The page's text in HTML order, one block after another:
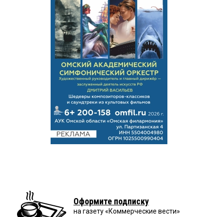
Оформите подписку
на газету «Коммерческие вести»